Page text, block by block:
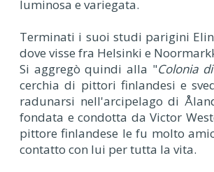
luminosa e variegata.
Terminati i suoi studi parigini
dove visse fra Helsinki e
Si aggregò quindi alla "Colonia
cerchia di pittori finlandesi e
radunarsi nell'arcipelago di
fondata e condotta da Victor
pittore finlandese le fu molto
contatto con lui per tutta la vita.